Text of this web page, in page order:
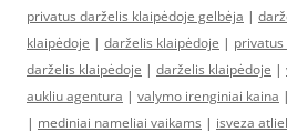
privatus darželis klaipėdoje gelbėja |
klaipėdoje | darželis klaipėdoje |
darželis klaipėdoje | darželis klaipėdoje |
aukliu agentura | valymo irenginiai kaina |
| mediniai nameliai vaikams | isveza